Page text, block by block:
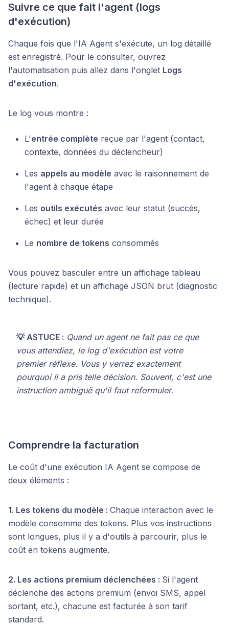
Suivre ce que fait l'agent (logs
d'exécution)
Chaque fois que l'IA Agent s'exécute, un log détaillé
est enregistré. Pour le consulter, ouvrez
l'automatisation puis allez dans l'onglet Logs
d'exécution.
Le log vous montre :
L'entrée complète reçue par l'agent (contact,
contexte, données du déclencheur)
Les appels au modèle avec le raisonnement de
l'agent à chaque étape
Les outils exécutés avec leur statut (succès,
échec) et leur durée
Le nombre de tokens consommés
Vous pouvez basculer entre un affichage tableau
(lecture rapide) et un affichage JSON brut (diagnostic
technique).
💡 ASTUCE : Quand un agent ne fait pas ce que
vous attendiez, le log d'exécution est votre
premier réflexe. Vous y verrez exactement
pourquoi il a pris telle décision. Souvent, c'est une
instruction ambiguë qu'il faut reformuler.
Comprendre la facturation
Le coût d'une exécution IA Agent se compose de
deux éléments :
1. Les tokens du modèle : Chaque interaction avec le
modèle consomme des tokens. Plus vos instructions
sont longues, plus il y a d'outils à parcourir, plus le
coût en tokens augmente.
2. Les actions premium déclenchées : Si l'agent
déclenche des actions premium (envoi SMS, appel
sortant, etc.), chacune est facturée à son tarif
standard.